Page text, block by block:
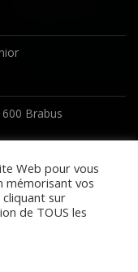
Brabus
Web pour vous
mémorisant vos
sur
de TOUS les